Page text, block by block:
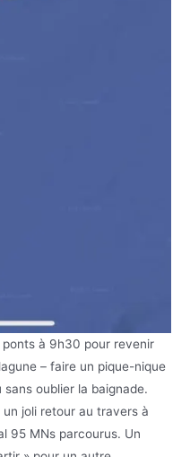
ponts à 9h30 pour revenir
– faire un pique-nique
sans oublier la baignade.
un joli retour au travers à
95 MNs parcourus. Un